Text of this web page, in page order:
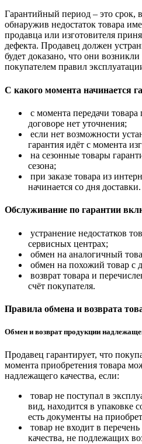
Гарантийный период – это срок,
обнаружив недостаток товара
продавца или изготовителя
дефекта. Продавец должен
будет доказано, что они
покупателем правил
С какого момента начинается
с момента передачи
договоре нет уточнения;
если нет возможности
гарантия идёт с момента
на сезонные товары
сезона;
при заказе товара из
начинается со дня доставки.
Обслуживание по гарантии
устранение недостатков
сервисных центрах;
обмен на аналогичный
обмен на похожий товар с
возврат товара и
счёт покупателя.
Правила обмена и возврата
Обмен и возврат продукции
Продавец гарантирует, что
момента приобретения товара
надлежащего качества, если:
товар не поступал в
вид, находится в упаковке
есть документы на
товар не входит в
качества, не подлежащих